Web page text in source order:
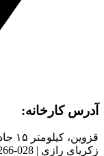
آدرس کارخانه:
زکریای رازی | 028-33453266